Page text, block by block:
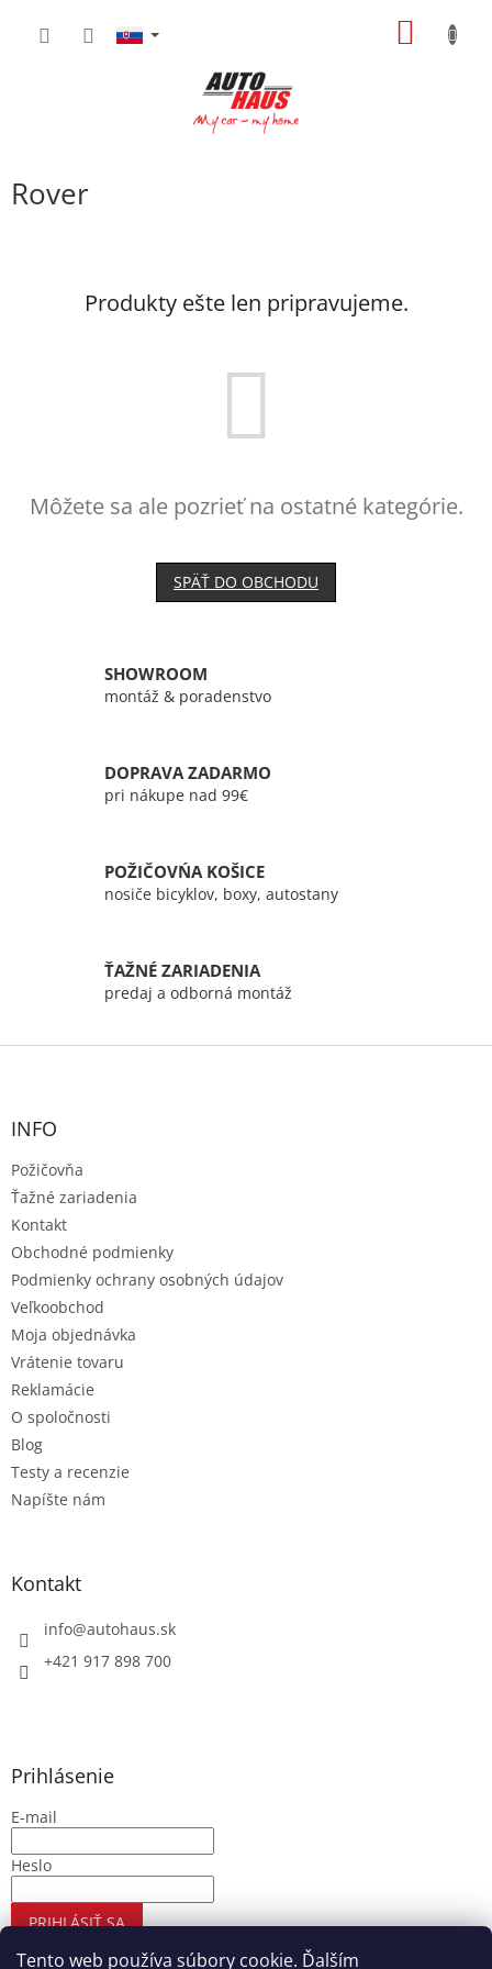
Tento web používa súbory cookie. Ďalším
Rover
Produkty ešte len pripravujeme.
Môžete sa ale pozrieť na ostatné kategórie.
SPÄŤ DO OBCHODU
SHOWROOM
montáž & poradenstvo
DOPRAVA ZADARMO
pri nákupe nad 99€
POŽIČOVŃA KOŠICE
nosiče bicyklov, boxy, autostany
ŤAŽNÉ ZARIADENIA
predaj a odborná montáž
Z
INFO
Požičovňa
Ťažné zariadenia
Kontakt
Obchodné podmienky
Podmienky ochrany osobných údajov
Veľkoobchod
Moja objednávka
Vrátenie tovaru
Reklamácie
O spoločnosti
Blog
Testy a recenzie
Napíšte nám
Kontakt
info@autohaus.sk
+421 917 898 700
Prihlásenie
E-mail
Heslo
PRIHLÁSIŤ SA
Nová registrácia Zabudnuté heslo